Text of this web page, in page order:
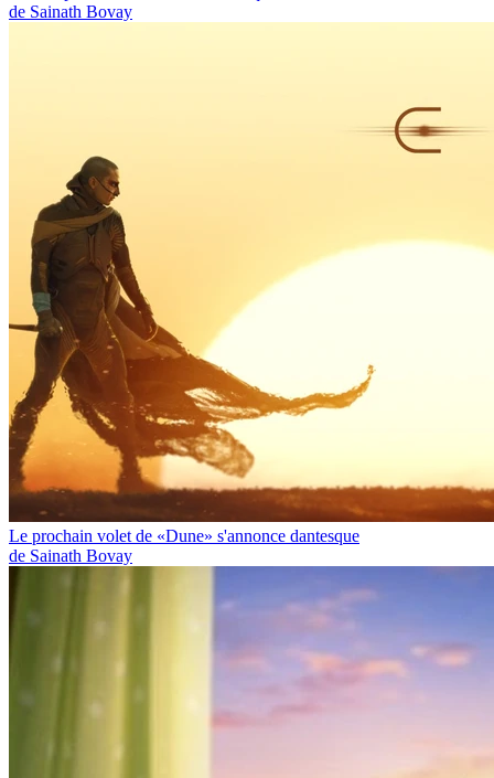
de Sainath Bovay
Le prochain volet de «Dune» s'annonce dantesque
de Sainath Bovay